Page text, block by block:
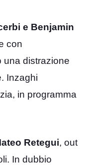
e Benjamin
con
una distrazione
Inzaghi
in programma
Retegui, out
In dubbio